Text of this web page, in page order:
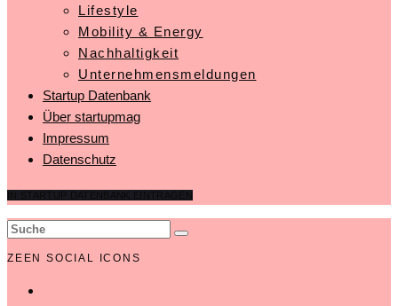
Lifestyle
Mobility & Energy
Nachhaltigkeit
Unternehmensmeldungen
Startup Datenbank
Über startupmag
Impressum
Datenschutz
ZEEN SOCIAL ICONS